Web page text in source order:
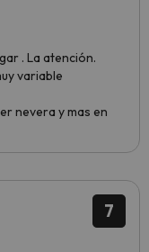
. La atención.
variable
nevera y mas en
7